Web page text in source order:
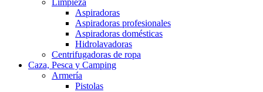
Limpieza
Aspiradoras
Aspiradoras profesionales
Aspiradoras domésticas
Hidrolavadoras
Centrifugadoras de ropa
Caza, Pesca y Camping
Armería
Pistolas